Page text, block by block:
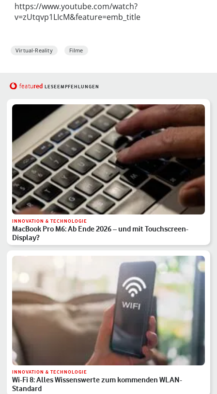
https://www.youtube.com/watch?
v=zUtqvp1LIcM&feature=emb_title
Virtual-Reality Filme
featured LESEEMPFEHLUNGEN
INNOVATION & TECHNOLOGIE
MacBook Pro M6: Ab Ende 2026 – und mit Touchscreen-
Display?
INNOVATION & TECHNOLOGIE
Wi-Fi 8: Alles Wissenswerte zum kommenden WLAN-
Standard